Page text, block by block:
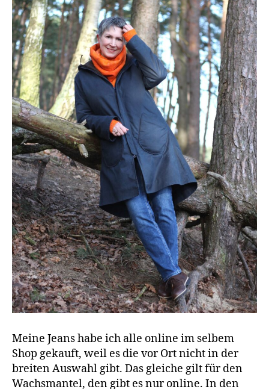
Meine Jeans habe ich alle online im selbem
Shop gekauft, weil es die vor Ort nicht in der
breiten Auswahl gibt. Das gleiche gilt für den
Wachsmantel, den gibt es nur online. In den